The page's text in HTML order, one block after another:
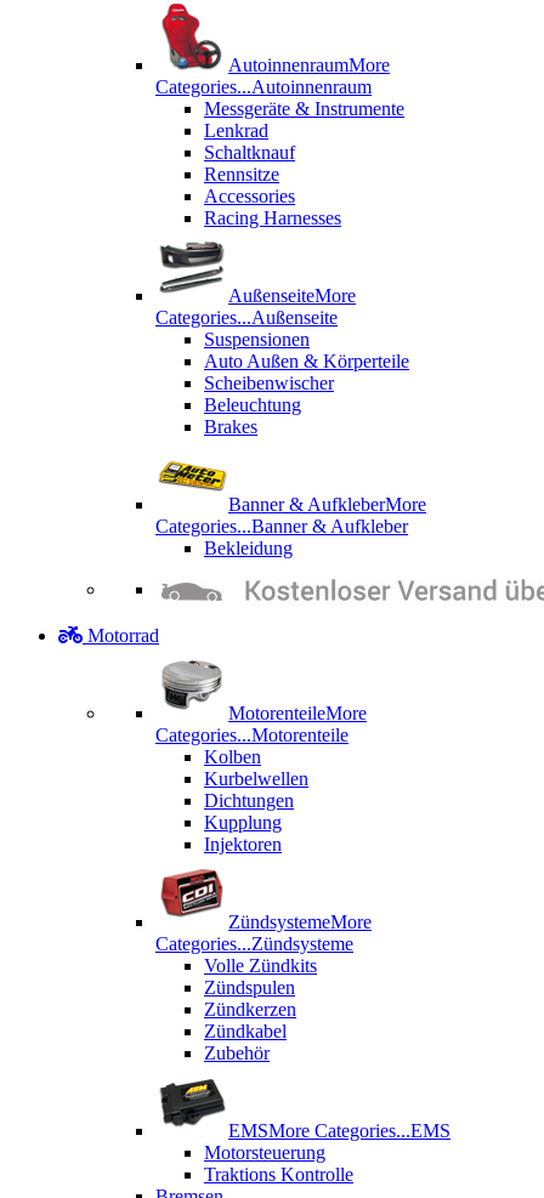
AutoinnenraumMore
Categories...Autoinnenraum
Messgeräte & Instrumente
Lenkrad
Schaltknauf
Rennsitze
Accessories
Racing Harnesses
AußenseiteMore
Categories...Außenseite
Suspensionen
Auto Außen & Körperteile
Scheibenwischer
Beleuchtung
Brakes
Banner & AufkleberMore
Categories...Banner & Aufkleber
Bekleidung
Motorrad
MotorenteileMore
Categories...Motorenteile
Kolben
Kurbelwellen
Dichtungen
Kupplung
Injektoren
ZündsystemeMore
Categories...Zündsysteme
Volle Zündkits
Zündspulen
Zündkerzen
Zündkabel
Zubehör
EMSMore Categories...EMS
Motorsteuerung
Traktions Kontrolle